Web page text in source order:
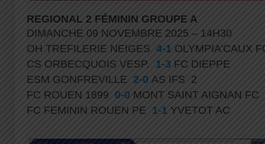
REGIONAL 2 FÉMININ GROUPE A
DIMANCHE 09 NOVEMBRE 2025 – 14H30
OH TREFILERIE NEIGES 4-1 OLYMPIA’CAUX
CS ORBECQUOIS VESP. 1-3 FC DIEPPE
ESM GONFREVILLE 2-0 AS IFS 2
FC ROUEN 1899 0-0 MONT SAINT AIGNAN FC
FC FEMININ ROUEN PE 1-1 YVETOT AC